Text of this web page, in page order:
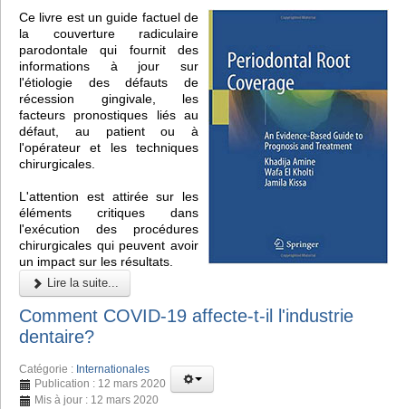
Ce livre est un guide factuel de
la couverture radiculaire
parodontale qui fournit des
informations à jour sur
l'étiologie des défauts de
récession gingivale, les
facteurs pronostiques liés au
défaut, au patient ou à
l'opérateur et les techniques
chirurgicales.
L'attention est attirée sur les
éléments critiques dans
l'exécution des procédures
chirurgicales qui peuvent avoir
un impact sur les résultats.
Lire la suite...
Comment COVID-19 affecte-t-il l'industrie
dentaire?
Catégorie : Internationales
Publication : 12 mars 2020
Mis à jour : 12 mars 2020